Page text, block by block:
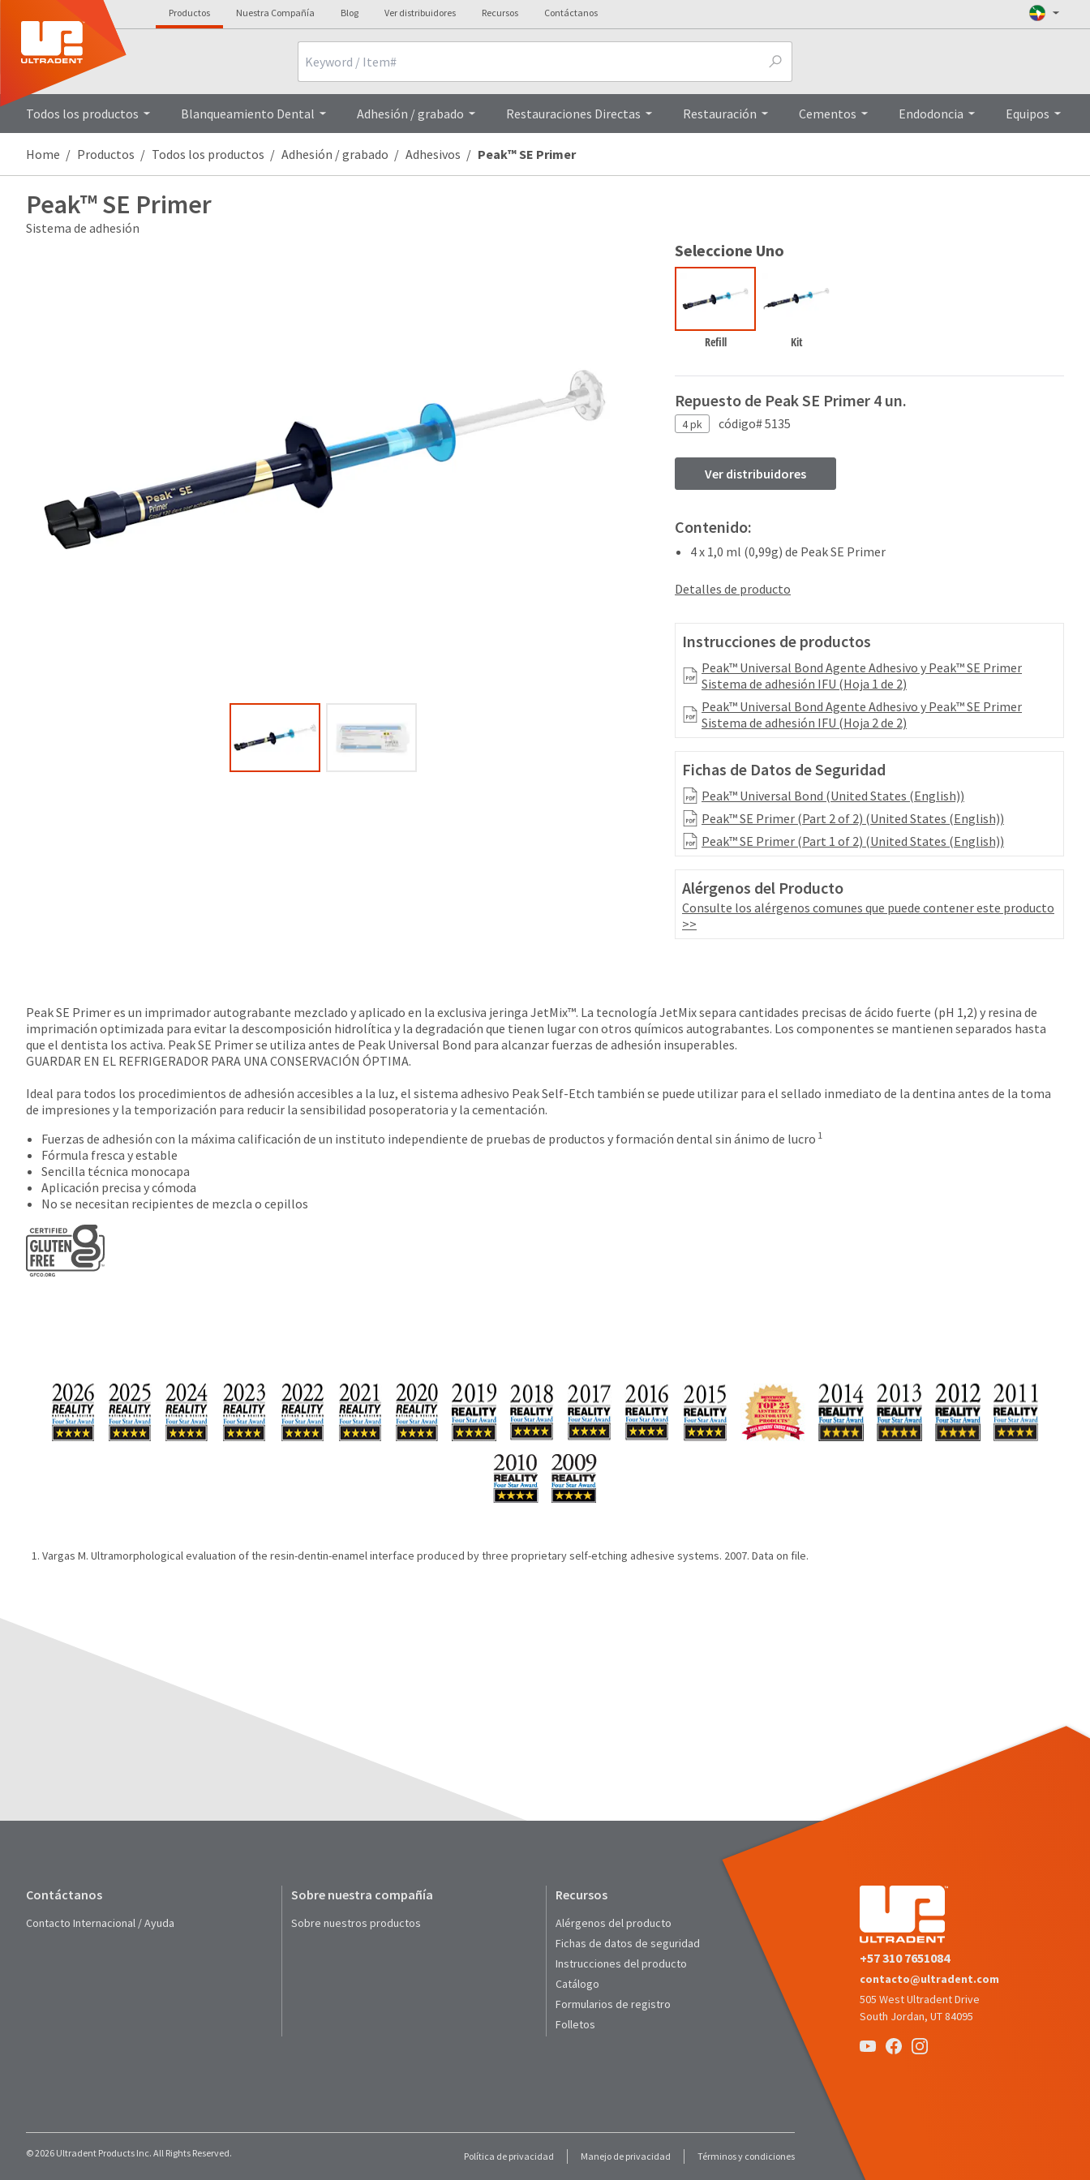
Productos Nuestra Compañía Blog Ver distribuidores Recursos Contáctanos
Todos los productos Blanqueamiento Dental Adhesión / grabado Restauraciones Directas Restauración Cementos Endodoncia Equipos
Home Productos Todos los productos Adhesión / grabado Adhesivos Peak™ SE Primer
Peak™ SE Primer
Sistema de adhesión
Seleccione Uno
Refill Kit
Repuesto de Peak SE Primer 4 un.
4 pk código# 5135
Ver distribuidores
Contenido:
4 x 1,0 ml (0,99g) de Peak SE Primer
Detalles de producto
Instrucciones de productos
Peak™ Universal Bond Agente Adhesivo y Peak™ SE Primer
Sistema de adhesión IFU (Hoja 1 de 2)
Peak™ Universal Bond Agente Adhesivo y Peak™ SE Primer
Sistema de adhesión IFU (Hoja 2 de 2)
Fichas de Datos de Seguridad
Peak™ Universal Bond (United States (English))
Peak™ SE Primer (Part 2 of 2) (United States (English))
Peak™ SE Primer (Part 1 of 2) (United States (English))
Alérgenos del Producto
Consulte los alérgenos comunes que puede contener este producto
>>
Peak SE Primer es un imprimador autograbante mezclado y aplicado en la exclusiva jeringa JetMix™. La tecnología JetMix separa cantidades precisas de ácido fuerte (pH 1,2) y resina de
imprimación optimizada para evitar la descomposición hidrolítica y la degradación que tienen lugar con otros químicos autograbantes. Los componentes se mantienen separados hasta
que el dentista los activa. Peak SE Primer se utiliza antes de Peak Universal Bond para alcanzar fuerzas de adhesión insuperables.
GUARDAR EN EL REFRIGERADOR PARA UNA CONSERVACIÓN ÓPTIMA.
Ideal para todos los procedimientos de adhesión accesibles a la luz, el sistema adhesivo Peak Self-Etch también se puede utilizar para el sellado inmediato de la dentina antes de la toma
de impresiones y la temporización para reducir la sensibilidad posoperatoria y la cementación.
Fuerzas de adhesión con la máxima calificación de un instituto independiente de pruebas de productos y formación dental sin ánimo de lucro 1
Fórmula fresca y estable
Sencilla técnica monocapa
Aplicación precisa y cómoda
No se necesitan recipientes de mezcla o cepillos
Vargas M. Ultramorphological evaluation of the resin-dentin-enamel interface produced by three proprietary self-etching adhesive systems. 2007. Data on file.
Contáctanos
Contacto Internacional / Ayuda
Sobre nuestra compañía
Sobre nuestros productos
Recursos
Alérgenos del producto
Fichas de datos de seguridad
Instrucciones del producto
Catálogo
Formularios de registro
Folletos
© 2026 Ultradent Products Inc. All Rights Reserved. Política de privacidad Manejo de privacidad Términos y condiciones
+57 310 7651084
contacto@ultradent.com
505 West Ultradent Drive
South Jordan, UT 84095